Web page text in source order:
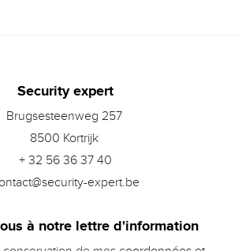
Security expert
Brugsesteenweg 257
8500 Kortrijk
+ 32 56 36 37 40
expert.be
à notre lettre d'information